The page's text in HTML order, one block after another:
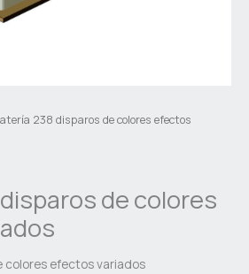
238 disparos de colores efectos
de colores
colores efectos variados